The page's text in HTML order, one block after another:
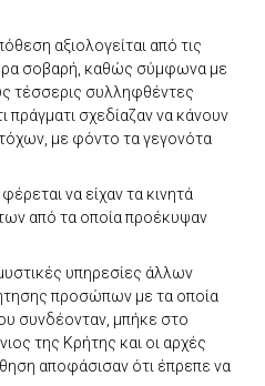
αξιολογείται από τις
σοβαρή, καθώς σύμφωνα με
τέσσερις συλληφθέντες
πράγματι σχεδίαζαν να κάνουν
με φόντο τα γεγονότα
να είχαν τα κινητά
από τα οποία προέκυψαν
υπηρεσίες άλλων
προσώπων με τα οποία
συνδέονταν, μπήκε στο
της Κρήτης και οι αρχές
αποφάσισαν ότι έπρεπε να